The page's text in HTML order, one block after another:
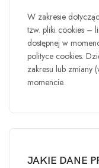
W zakresie
tzw. pliki cookies –
dostępnej w
polityce cookies.
zakresu lub zmiany
momencie.
JAKIE DANE